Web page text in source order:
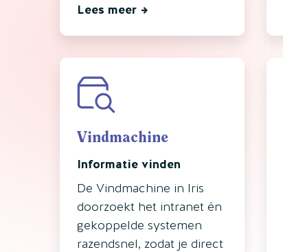
Lees meer
Vindmachine
Informatie vinden
De Vindmachine in Iris
doorzoekt het intranet én
gekoppelde systemen
razendsnel, zodat je direct